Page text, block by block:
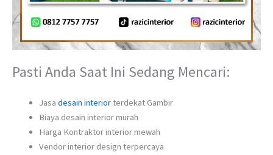
Pasti Anda Saat Ini Sedang Mencari:
Jasa desain interiorterdekat Gambir
Biaya desain interior murah
Harga Kontraktor interior mewah
Vendor interior design terpercaya